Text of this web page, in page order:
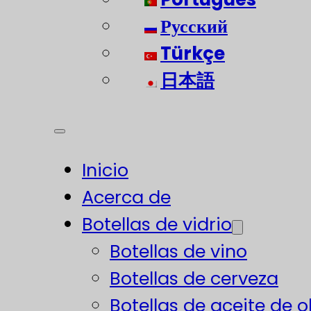
Русский
Türkçe
日本語
Inicio
Acerca de
Botellas de vidrio
Botellas de vino
Botellas de cerveza
Botellas de aceite de